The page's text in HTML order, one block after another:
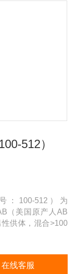
512）
：100-512）为
（美国原产人AB
供体，混合>100
在线客服